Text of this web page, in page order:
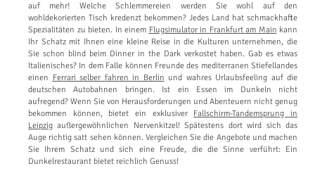
auf mehr! Welche Schlemmereien werden Sie wohl auf den
wohldekorierten Tisch kredenzt bekommen? Jedes Land hat schmackhafte
Spezialitäten zu bieten. In einem Flugsimulator in Frankfurt am Main kann
Ihr Schatz mit Ihnen eine kleine Reise in die Kulturen unternehmen, die
Sie schon blind beim Dinner in the Dark verkostet haben. Gab es etwas
Italienisches? In dem Falle können Freunde des mediterranen Stiefellandes
einen Ferrari selber fahren in Berlin und wahres Urlaubsfeeling auf die
deutschen Autobahnen bringen. Ist ein Essen im Dunkeln nicht
aufregend? Wenn Sie von Herausforderungen und Abenteuern nicht genug
bekommen können, bietet ein exklusiver Fallschirm-Tandemsprung in
Leipzig außergewöhnlichen Nervenkitzel! Spätestens dort wird sich das
Auge richtig satt sehen können. Vergleichen Sie die Angebote und machen
Sie Ihrem Schatz und sich eine Freude, die die Sinne verführt: Ein
Dunkelrestaurant bietet reichlich Genuss!